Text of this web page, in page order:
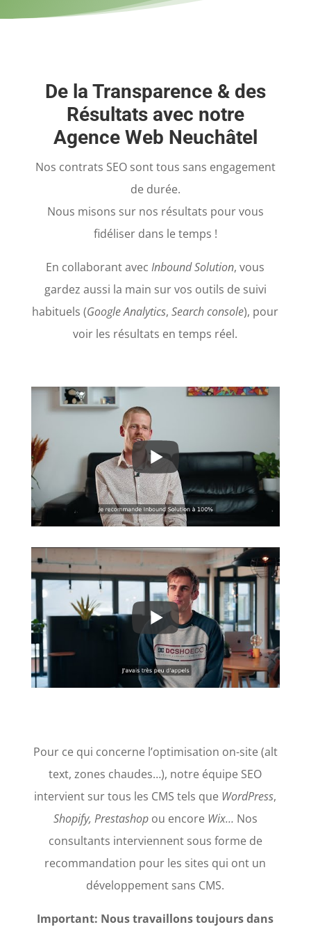
De la Transparence & des
Résultats avec notre
Agence Web Neuchâtel
Nos contrats SEO sont tous sans engagement
de durée.
Nous misons sur nos résultats pour vous
fidéliser dans le temps !
En collaborant avecInbound Solution, vous
gardez aussi la main sur vos outils de suivi
habituels (Google Analytics,Search console), pour
voir les résultats en temps réel.
Pour ce qui concerne l’optimisation on-site (alt
text,zones chaudes…), notre équipe SEO
intervient sur tous les CMS tels que WordPress,
Shopify, Prestashop ou encore Wix… Nos
consultants interviennentsous forme de
recommandation pour les sites qui ont un
développement sans CMS.
Important: Nous travaillons toujours dans